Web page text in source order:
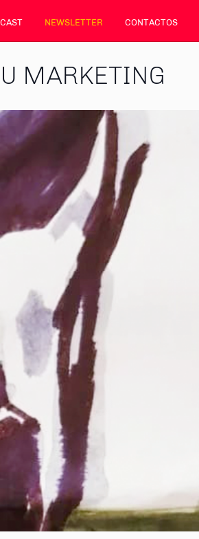
NEWSLETTER CONTACTOS
MARKETING